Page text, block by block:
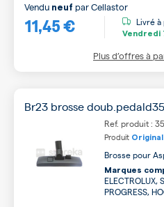
11,45 €
Vendu neuf parCellastor
Livré à
Vendredi
Plus d’offres à
Br23 brosse doub.pedald35
Ref. produit :
Produit Original
Brosse pour
Marques
ELECTROLUX,
PROGRESS,